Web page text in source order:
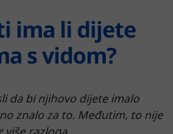
ima li dijete
s vidom?
da bi njihovo dijete imalo
znalo za to. Međutim, to nije